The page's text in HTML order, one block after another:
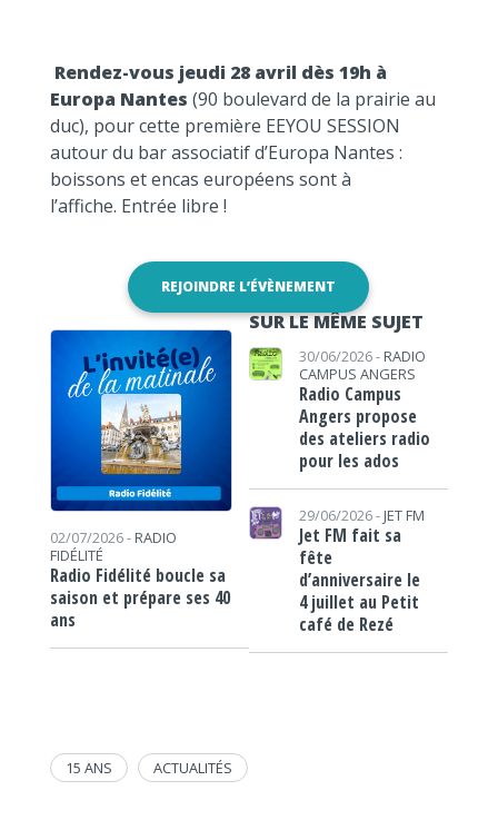
Rendez-vous jeudi 28 avril dès 19h à
Europa Nantes (90 boulevard de la prairie au
duc), pour cette première EEYOU SESSION
autour du bar associatif d’Europa Nantes :
boissons et encas européens sont à
l’affiche. Entrée libre !
REJOINDRE L’ÉVÈNEMENT
SUR LE MÊME SUJET
02/07/2026 - RADIO
FIDÉLITÉ
Radio Fidélité boucle sa
saison et prépare ses 40
ans
30/06/2026 - RADIO
CAMPUS ANGERS
Radio Campus
Angers propose
des ateliers radio
pour les ados
29/06/2026 - JET FM
Jet FM fait sa
fête
d’anniversaire le
4 juillet au Petit
café de Rezé
15 ANS ACTUALITÉS